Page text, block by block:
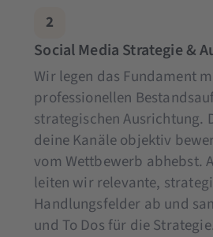
2
Social Media Strategie &
Wir legen das Fundament
professionellen
strategischen Ausrichtung.
deine Kanäle objektiv
vom Wettbewerb abhebst.
leiten wir relevante,
Handlungsfelder ab und
und To Dos für die Strategie.